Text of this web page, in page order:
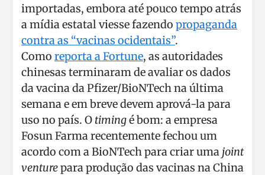
importadas, embora até pouco tempo atrás
a mídia estatal viesse fazendo propaganda
contra as “vacinas ocidentais”.
Como reporta a Fortune, as autoridades
chinesas terminaram de avaliar os dados
da vacina da Pfizer/BioNTech na última
semana e em breve devem aprová-la para
uso no país. O timingé bom: a empresa
Fosun Farma recentemente fechou um
acordo com a BioNTech para criar uma joint
venturepara produção das vacinas na China